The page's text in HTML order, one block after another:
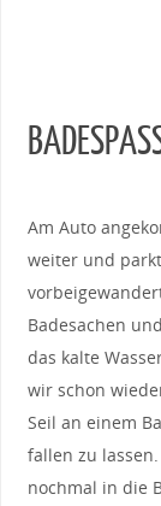
BADESPASS
Am Auto
weiter und
Badesachen
das kalte
wir schon
Seil an einem
fallen zu lassen.
nochmal in die